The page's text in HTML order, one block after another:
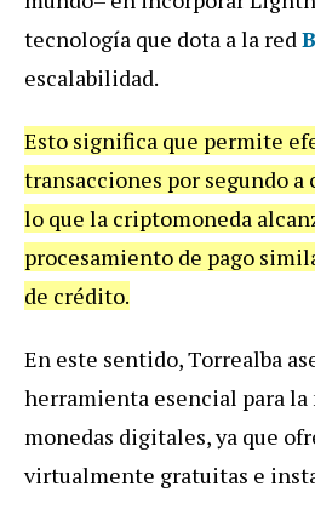
tecnología que dota a la red
escalabilidad.
Esto significa que permite
transacciones por segundo
lo que la criptomoneda
procesamiento de pago
de crédito.
En este sentido, Torrealba
herramienta esencial para la
monedas digitales, ya que
virtualmente gratuitas e